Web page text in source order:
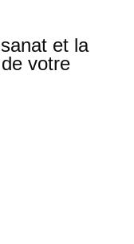
et la
votre